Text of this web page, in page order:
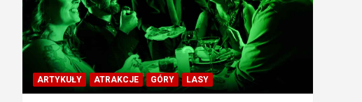
ARTYKUŁY ATRAKCJE GÓRY LASY